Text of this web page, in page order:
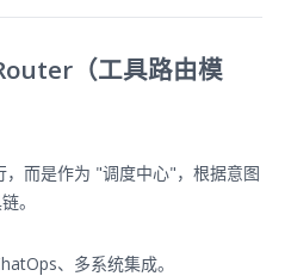
（工具路由模
而是作为 "调度中心"，根据意图
。
、多系统集成。